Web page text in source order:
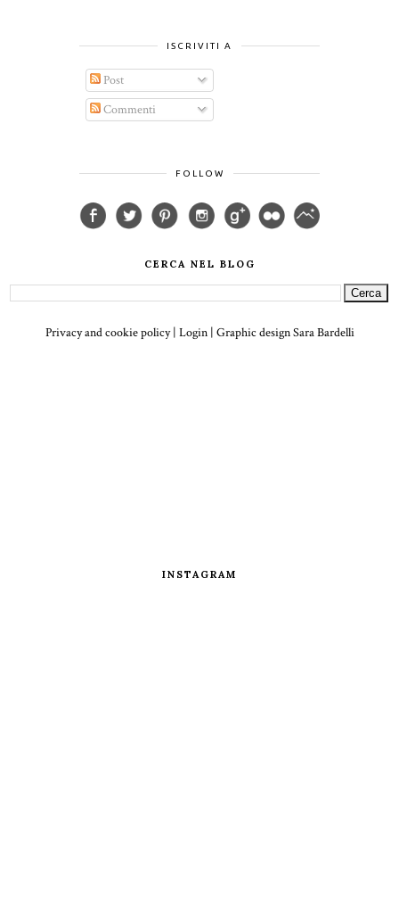
ISCRIVITI A
Post
Commenti
FOLLOW
CERCA NEL BLOG
Privacy and cookie policy| Login| Graphic designSara Bardelli
INSTAGRAM